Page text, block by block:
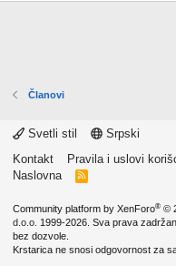
Članovi
Svetli stil
Srpski
Kontakt
Pravila i uslovi
Naslovna
R
Community platform by XenForo® ©
d.o.o. 1999-2026. Sva prava
bez dozvole.
Krstarica ne snosi odgovornost za